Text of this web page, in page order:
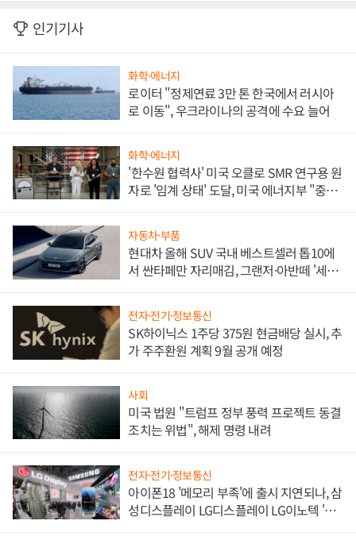
인기기사
화학·에너지
로이터 "정제연료 3만 톤 한국에서 러시아
로 이동", 우크라이나의 공격에 수요 늘어
화학·에너지
'한수원 협력사' 미국 오클로 SMR 연구용 원
자로 '임계 상태' 도달, 미국 에너지부 "중요
자동차·부품
현대차 올해 SUV 국내 베스트셀러 톱10에
서 싼타페만 자리매김, 그랜저·아반떼 '세단
전자·전기·정보통신
SK하이닉스 1주당 375원 현금배당 실시, 추
가 주주환원 계획 9월 공개 예정
사회
미국 법원 "트럼프 정부 풍력 프로젝트 동결
조치는 위법", 해제 명령 내려
전자·전기·정보통신
아이폰18 '메모리 부족'에 출시 지연되나, 삼
성디스플레이 LG디스플레이 LG이노텍 '탈